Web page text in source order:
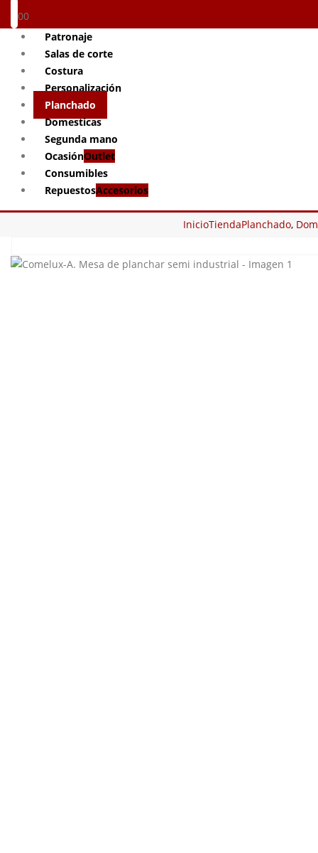
00
Patronaje
Salas de corte
Costura
Personalización
Planchado
Domesticas
Segunda mano
OcasiónOutlet
Consumibles
RepuestosAccesorios
InicioTiendaPlanchado,